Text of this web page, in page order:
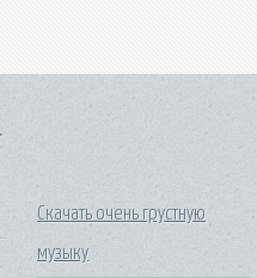
Скачать очень грустную
музыку